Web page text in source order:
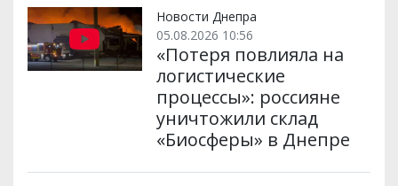
и k m p
Новости Днепра
05.08.2026 10:56
«Потеря повлияла на
логистические
процессы»: россияне
уничтожили склад
«Биосферы» в Днепре